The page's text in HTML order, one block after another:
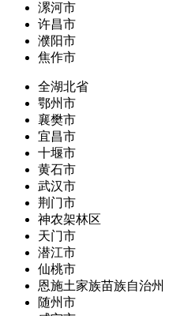
漯河市
许昌市
濮阳市
焦作市
全湖北省
鄂州市
襄樊市
宜昌市
十堰市
黄石市
武汉市
荆门市
神农架林区
天门市
潜江市
仙桃市
恩施土家族苗族自治州
随州市